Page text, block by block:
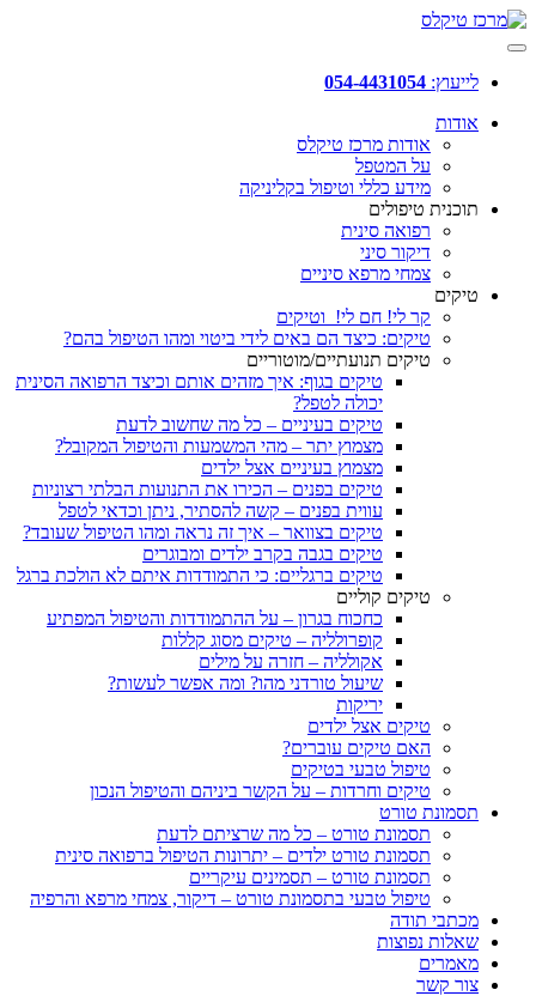
לייעוץ: 054-4431054
אודות
אודות מרכז טיקלס
על המטפל
מידע כללי וטיפול בקליניקה
תוכנית טיפולים
רפואה סינית
דיקור סיני
צמחי מרפא סיניים
טיקים
קר לי! חם לי! וטיקים
טיקים: כיצד הם באים לידי ביטוי ומהו הטיפול בהם?
טיקים תנועתיים/מוטוריים
טיקים בגוף: איך מזהים אותם וכיצד הרפואה הסינית
יכולה לטפל?
טיקים בעיניים – כל מה שחשוב לדעת
מצמוץ יתר – מהי המשמעות והטיפול המקובל?
מצמוץ בעיניים אצל ילדים
טיקים בפנים – הכירו את התנועות הבלתי רצוניות
עווית בפנים – קשה להסתיר, ניתן וכדאי לטפל
טיקים בצוואר – איך זה נראה ומהו הטיפול שעובד?
טיקים בגבה בקרב ילדים ומבוגרים
טיקים ברגליים: כי התמודדות איתם לא הולכת ברגל
טיקים קוליים
כחכוח בגרון – על ההתמודדות והטיפול המפתיע
קופרולליה – טיקים מסוג קללות
אקולליה – חזרה על מילים
שיעול טורדני מהו? ומה אפשר לעשות?
יריקות
טיקים אצל ילדים
האם טיקים עוברים?
טיפול טבעי בטיקים
טיקים וחרדות – על הקשר ביניהם והטיפול הנכון
תסמונת טורט
תסמונת טורט – כל מה שרציתם לדעת
תסמונת טורט ילדים – יתרונות הטיפול ברפואה סינית
תסמונת טורט – תסמינים עיקריים
טיפול טבעי בתסמונת טורט – דיקור, צמחי מרפא והרפיה
מכתבי תודה
שאלות נפוצות
מאמרים
צור קשר